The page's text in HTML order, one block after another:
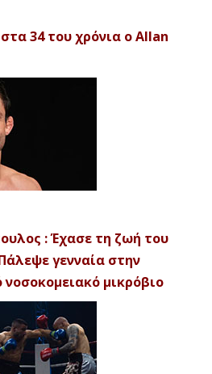
34 του χρόνια ο Allan
: Έχασε τη ζωή του
γενναία στην
μικρόβιο